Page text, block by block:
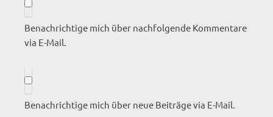
Benachrichtige mich über nachfolgende Kommentare
via E-Mail.
Benachrichtige mich über neue Beiträge via E-Mail.